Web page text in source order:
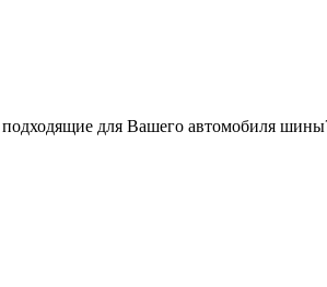
для Вашего автомобиля